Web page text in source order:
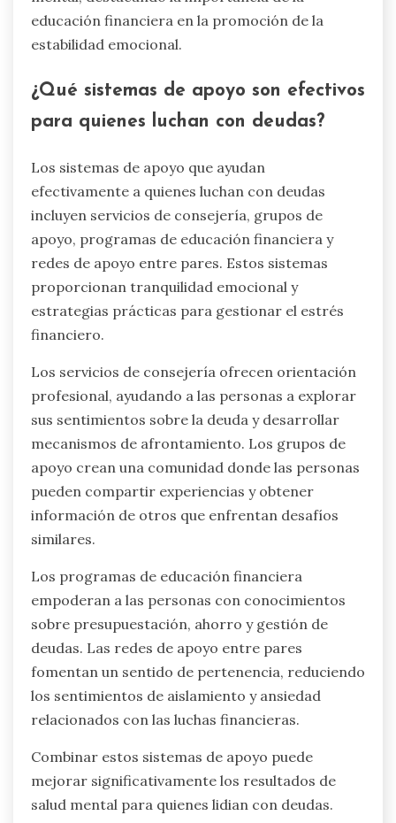
educación financiera en la promoción de la
estabilidad emocional.
¿Qué sistemas de apoyo son efectivos
para quienes luchan con deudas?
Los sistemas de apoyo que ayudan
efectivamente a quienes luchan con deudas
incluyen servicios de consejería, grupos de
apoyo, programas de educación financiera y
redes de apoyo entre pares. Estos sistemas
proporcionan tranquilidad emocional y
estrategias prácticas para gestionar el estrés
financiero.
Los servicios de consejería ofrecen orientación
profesional, ayudando a las personas a explorar
sus sentimientos sobre la deuda y desarrollar
mecanismos de afrontamiento. Los grupos de
apoyo crean una comunidad donde las personas
pueden compartir experiencias y obtener
información de otros que enfrentan desafíos
similares.
Los programas de educación financiera
empoderan a las personas con conocimientos
sobre presupuestación, ahorro y gestión de
deudas. Las redes de apoyo entre pares
fomentan un sentido de pertenencia, reduciendo
los sentimientos de aislamiento y ansiedad
relacionados con las luchas financieras.
Combinar estos sistemas de apoyo puede
mejorar significativamente los resultados de
salud mental para quienes lidian con deudas.